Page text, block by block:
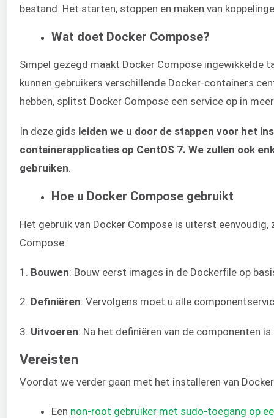
bestand. Het starten, stoppen en maken van
Wat doet Docker Compose?
Simpel gezegd maakt Docker Compose ingewikkelde
kunnen gebruikers verschillende Docker-containers
hebben, splitst Docker Compose een service op in
In deze gids leiden we u door de stappen voor het
containerapplicaties op CentOS 7. We zullen ook
gebruiken
Hoe u Docker Compose gebruikt
Het gebruik van Docker Compose is uiterst
Compose:
1. Bouwen: Bouw eerst images in de Dockerfile op
2. Definiëren: Vervolgens moet u alle
3. Uitvoeren: Na het definiëren van de componenten
Vereisten
Voordat we verder gaan met het installeren van
Een non-root gebruiker met sudo-toegang op